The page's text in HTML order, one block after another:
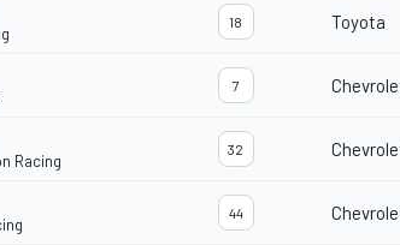
18 Toyota
7
Racing
32
44